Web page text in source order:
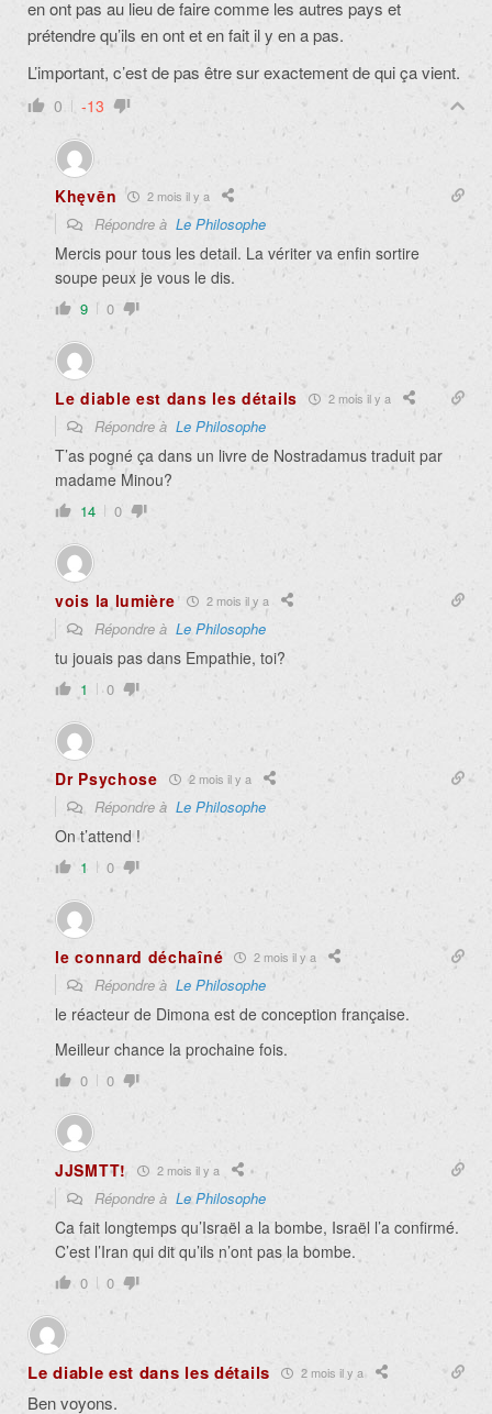
en ont pas au lieu de faire comme les autres pays et
prétendre qu’ils en ont et en fait il y en a pas.
L’important, c’est de pas être sur exactement de qui ça vient.
0 -13
Khęvēn 2 mois il y a
Répondre à Le Philosophe
Mercis pour tous les detail. La vériter va enfin sortire
soupe peux je vous le dis.
9 0
Le diable est dans les détails 2 mois il y a
Répondre à Le Philosophe
T’as pogné ça dans un livre de Nostradamus traduit par
madame Minou?
14 0
vois la lumière 2 mois il y a
Répondre à Le Philosophe
tu jouais pas dans Empathie, toi?
1 0
Dr Psychose 2 mois il y a
Répondre à Le Philosophe
On t’attend !
1 0
le connard déchaîné 2 mois il y a
Répondre à Le Philosophe
le réacteur de Dimona est de conception française.
Meilleur chance la prochaine fois.
0 0
JJSMTT! 2 mois il y a
Répondre à Le Philosophe
Ca fait longtemps qu’Israël a la bombe, Israël l’a confirmé.
C’est l’Iran qui dit qu’ils n’ont pas la bombe.
0 0
Le diable est dans les détails 2 mois il y a
Ben voyons.